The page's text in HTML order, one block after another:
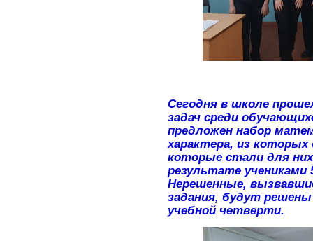
Сегодня в школе
задач среди
предложен набор
характера, из
которые стали для
результате учениками
Нерешенные,
задания, будут
учебной четверти.